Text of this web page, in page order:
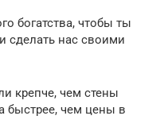
богатства, чтобы ты
сделать нас своими
крепче, чем стены
быстрее, чем цены в